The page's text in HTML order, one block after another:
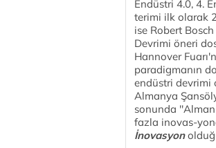
Endüstri 4.0, 4.
terimi ilk olarak
ise Robert
Devrimi öneri
Hannover
paradigmanın
endüstri devrimi
Almanya
sonunda
fazla inovas-
İnovasyon